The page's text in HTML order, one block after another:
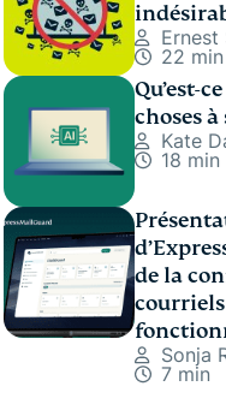
Ernest
22 min
Qu’est-
choses
Kate
18 min
de la
Sonja
7 min